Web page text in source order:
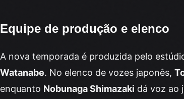
Equipe de produção e elenco
A nova temporada é produzida pelo
Watanabe. No elenco de vozes japonês,
enquanto Nobunaga Shimazaki dá voz ao